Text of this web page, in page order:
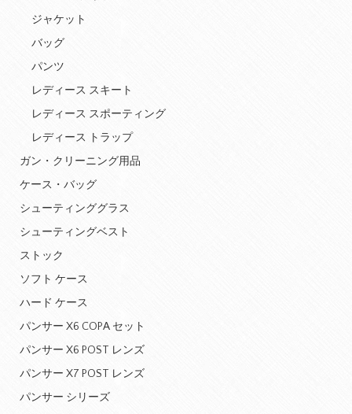
ジャケット
バッグ
パンツ
レディース スキート
レディース スポーティング
レディース トラップ
ガン・クリーニング用品
ケース・バッグ
シューティンググラス
シューティングベスト
ストック
ソフト ケース
ハード ケース
パンサー X6 COPA セット
パンサー X6 POST レンズ
パンサー X7 POST レンズ
パンサー シリーズ